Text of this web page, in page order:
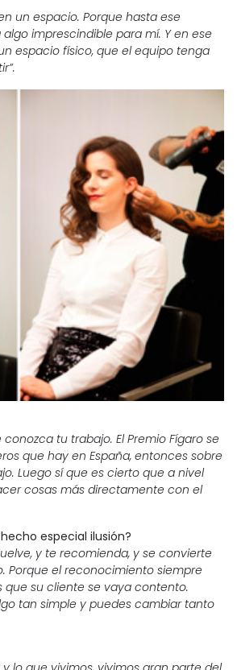
un espacio. Porque hasta ese
imprescindible para mí. Y en ese
espacio físico, que el equipo tenga
tu trabajo. El Premio Fígaro se
que hay en España, entonces sobre
Luego sí que es cierto que a nivel
cosas más directamente con el
especial ilusión?
y te recomienda, y se convierte
Porque el reconocimiento siempre
que su cliente se vaya contento.
tan simple y puedes cambiar tanto
Organic continúa
por la cosmética
bienestar